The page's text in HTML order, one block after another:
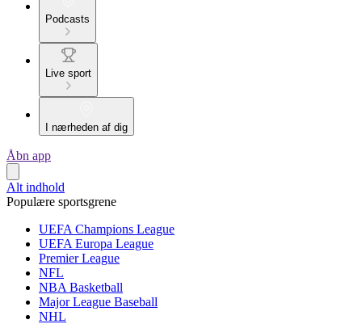
Podcasts
Live sport
I nærheden af dig
Åbn app
Alt indhold
Populære sportsgrene
UEFA Champions League
UEFA Europa League
Premier League
NFL
NBA Basketball
Major League Baseball
NHL